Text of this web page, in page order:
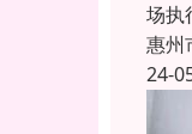
场执
惠州
24-